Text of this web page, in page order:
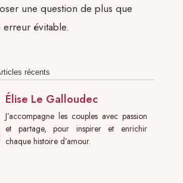
une question de plus que
évitable.
récents
Élise Le Galloudec
J’accompagne les couples avec passion
et partage, pour inspirer et enrichir
chaque histoire d’amour.